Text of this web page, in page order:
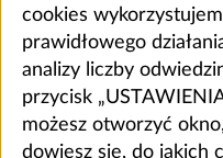
cookies
prawidłowego
analizy liczby
przycisk
możesz otworzyć
dowiesz się, do jakich